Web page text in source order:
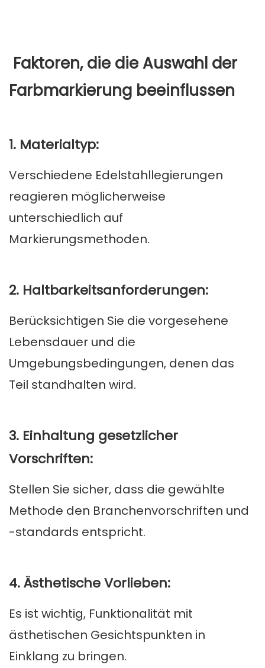
Faktoren, die die Auswahl der
Farbmarkierung beeinflussen
1. Materialtyp:
Verschiedene Edelstahllegierungen
reagieren möglicherweise
unterschiedlich auf
Markierungsmethoden.
2. Haltbarkeitsanforderungen:
Berücksichtigen Sie die vorgesehene
Lebensdauer und die
Umgebungsbedingungen, denen das
Teil standhalten wird.
3. Einhaltung gesetzlicher
Vorschriften:
Stellen Sie sicher, dass die gewählte
Methode den Branchenvorschriften und
-standards entspricht.
4. Ästhetische Vorlieben:
Es ist wichtig, Funktionalität mit
ästhetischen Gesichtspunkten in
Einklang zu bringen.